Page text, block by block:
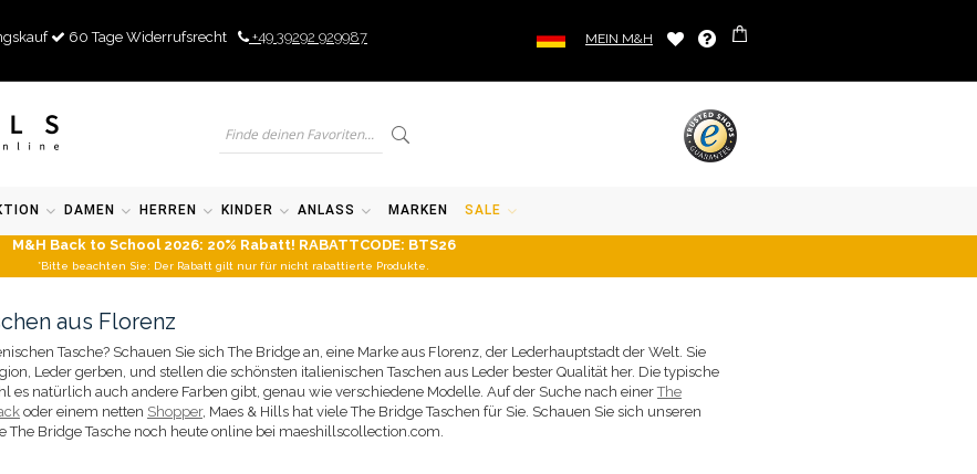
60 Tage Widerrufsrecht +49 39292 929987 MEIN M&H
DAMEN HERREN KINDER ANLASS MARKEN SALE
M&H Back to School 2026: 20% Rabatt! RABATTCODE: BTS26
*Bitte beachten Sie: Der Rabatt gilt nur für nicht rabattierte Produkte.
aus Florenz
Tasche? Schauen Sie sich The Bridge an, eine Marke aus Florenz, der Lederhauptstadt der Welt. Sie
Leder gerben, und stellen die schönsten italienischen Taschen aus Leder bester Qualität her. Die typische
es natürlich auch andere Farben gibt, genau wie verschiedene Modelle. Auf der Suche nach einerThe
oder einem netten Shopper, Maes & Hills hat viele The Bridge Taschen für Sie. Schauen Sie sich unseren
The Bridge Tasche noch heute online bei maeshillscollection.com.